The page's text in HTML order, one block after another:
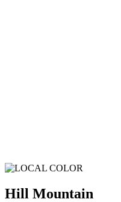
Hill Mountain